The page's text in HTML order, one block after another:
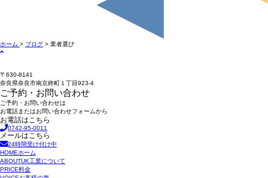
ホーム > ブログ > 業者選び
〒630-8141
奈良県奈良市南京終町１丁目923-4
ご予約・お問い合わせ
ご予約・お問い合わせは
お電話またはお問い合わせフォームから
お電話はこちら
0742-95-0011
メールはこちら
24時間受け付け中
HOMEホーム
ABOUTUK工業について
PRICE料金